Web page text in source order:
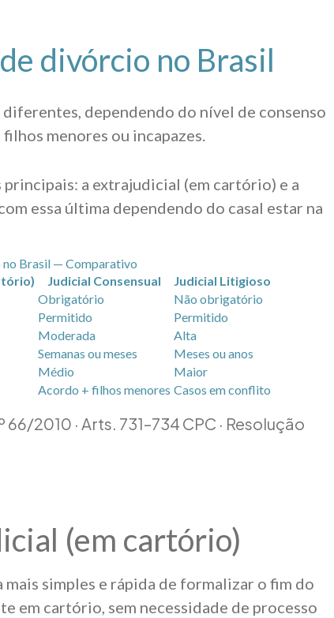
divórcio no Brasil
dependendo do nível de consenso
menores ou incapazes.
principais: a extrajudicial (em cartório) e a
essa última dependendo do casal estar na
Brasil — Comparativo
Judicial Consensual
Judicial Litigioso
Obrigatório
Não obrigatório
Permitido
Permitido
Moderada
Alta
Semanas ou meses
Meses ou anos
Médio
Maior
Acordo + filhos menores Casos em conflito
66/2010 · Arts. 731–734 CPC · Resolução
(em cartório)
simples e rápida de formalizar o fim do
em cartório, sem necessidade de processo